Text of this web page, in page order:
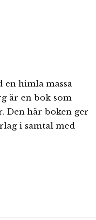
himla massa
är en bok som
Den här boken ger
i samtal med